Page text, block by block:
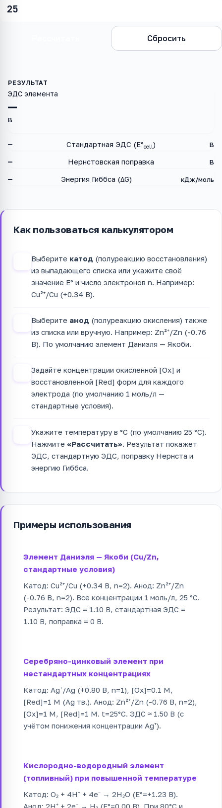
Сбросить
—
ЭДС элемента
В
— Стандартная ЭДС (E°cell) В
— Нернстовская поправка В
— Энергия Гиббса (ΔG) кДж/моль
Как пользоваться калькулятором
Выберите катод (полуреакцию восстановления)
из выпадающего списка или укажите своё
значение E° и число электронов n. Например:
Cu²⁺/Cu (+0.34 В).
Выберите анод (полуреакцию окисления) также
из списка или вручную. Например: Zn²⁺/Zn (-0.76
В). По умолчанию элемент Даниэля — Якоби.
Задайте концентрации окисленной [Ox] и
восстановленной [Red] форм для каждого
электрода (по умолчанию 1 моль/л —
стандартные условия).
Укажите температуру в °C (по умолчанию 25 °C).
Нажмите «Рассчитать» . Результат покажет
ЭДС, стандартную ЭДС, поправку Нернста и
энергию Гиббса.
Примеры использования
Элемент Даниэля — Якоби (Cu/Zn,
стандартные условия)
Катод: Cu²⁺/Cu (+0.34 В, n=2). Анод: Zn²⁺/Zn
(-0.76 В, n=2). Все концентрации 1 моль/л, 25 °C.
Результат: ЭДС = 1.10 В, стандартная ЭДС =
1.10 В, поправка = 0 В.
Серебряно-цинковый элемент при
нестандартных концентрациях
Катод: Ag⁺/Ag (+0.80 В, n=1), [Ox]=0.1 M,
[Red]=1 M (Ag тв.). Анод: Zn²⁺/Zn (-0.76 В, n=2),
[Ox]=1 M, [Red]=1 M. t=25°C. ЭДС ≈ 1.50 В (с
учётом понижения концентрации Ag⁺).
Кислородно-водородный элемент
(топливный) при повышенной температуре
Катод: O₂ + 4H⁺ + 4e⁻ → 2H₂O (E°=+1.23 В).
Анод: 2H⁺ + 2e⁻ → H₂ (E°=0.00 В). При 80°C и